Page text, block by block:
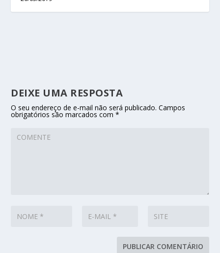
DEIXE UMA RESPOSTA
O seu endereço de e-mail não será publicado. Campos
obrigatórios são marcados com*